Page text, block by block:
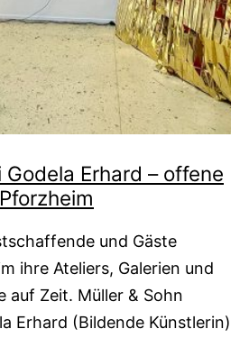
Erhard – offene
und Gäste
ihre Ateliers, Galerien und
auf Zeit. Müller & Sohn
Erhard (Bildende Künstlerin)